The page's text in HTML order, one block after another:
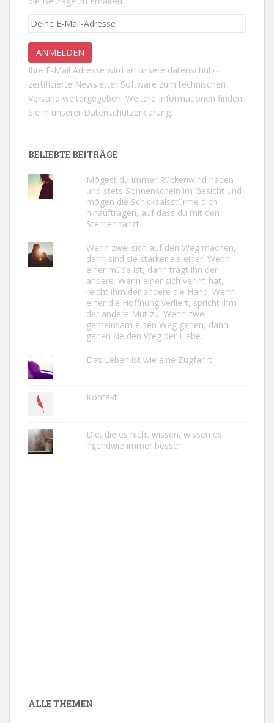
Ihre E-Mail Adresse wird an unsere datenschutz-
zertifizierte Newsletter Software zum technischen
Versand weitergegeben. Weitere Informationen finden
Sie in unserer Datenschutzerklärung.
BELIEBTE BEITRÄGE
Mögest du immer Rückenwind haben
und stets Sonnenschein im Gesicht und
mögen die Schicksalsstürme dich
hinauftragen, auf dass du mit den
Sternen tanzt.
Wenn zwei sich auf den Weg machen,
dann sind sie stärker als einer. Wenn
einer müde ist, dann trägt ihn der
andere. Wenn einer sich verirrt hat,
reicht ihm der andere die Hand. Wenn
einer die Hoffnung verliert, spricht ihm
der andere Mut zu. Wenn zwei
gemeinsam einen Weg gehen, dann
gehen sie den Weg der Liebe.
Das Leben ist wie eine Zugfahrt
Kontakt
Die, die es nicht wissen, wissen es
irgendwie immer besser.
ALLE THEMEN